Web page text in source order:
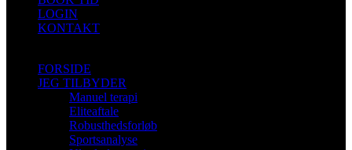
LOGIN
KONTAKT
FORSIDE
JEG TILBYDER
Manuel terapi
Eliteaftale
Robusthedsforløb
Sportsanalyse